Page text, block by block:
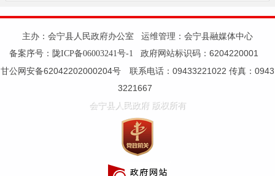
主办：会宁县人民政府办公室 运维管理：会宁县融媒体中心
备案序号： 陇ICP备06003241号-1
政府网站标识码：6204220001
甘公网安备62042202000204号 联系电话：09433221022 传真：0943
3221667
会宁县人民政府 版权所有